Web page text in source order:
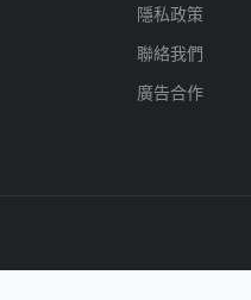
隱私政策
聯絡我們
廣告合作